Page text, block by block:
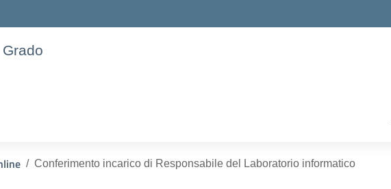
Conferimento incarico di Responsabile del Laboratorio informatico